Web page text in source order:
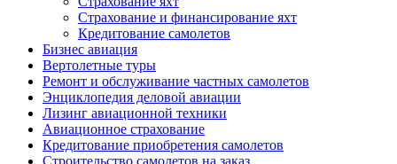
Страхование и финансирование яхт
Кредитование самолетов
Бизнес авиация
Вертолетные туры
Ремонт и обслуживание частных самолетов
Энциклопедия деловой авиации
Лизинг авиационной техники
Авиационное страхование
Кредитование приобретения самолетов
Строительство самолетов на заказ